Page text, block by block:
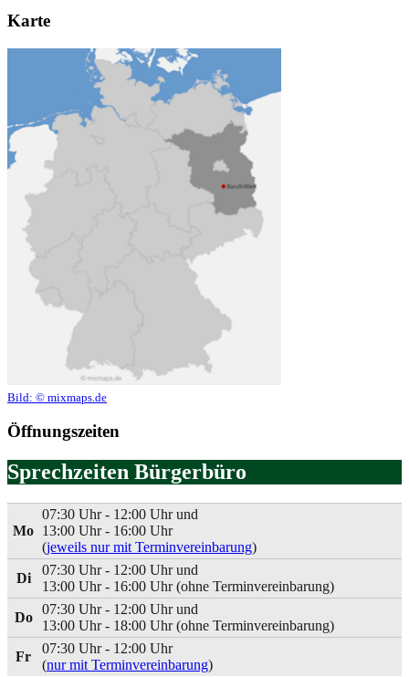
Karte
Bild: © mixmaps.de
Öffnungszeiten
Sprechzeiten Bürgerbüro
Mo
07:30 Uhr - 12:00 Uhr und
13:00 Uhr - 16:00 Uhr
(jeweils nur mit Terminvereinbarung)
Di
07:30 Uhr - 12:00 Uhr und
13:00 Uhr - 16:00 Uhr (ohne Terminvereinbarung)
Do
07:30 Uhr - 12:00 Uhr und
13:00 Uhr - 18:00 Uhr (ohne Terminvereinbarung)
Fr
07:30 Uhr - 12:00 Uhr
(nur mit Terminvereinbarung)